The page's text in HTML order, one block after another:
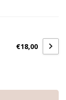
€18,00